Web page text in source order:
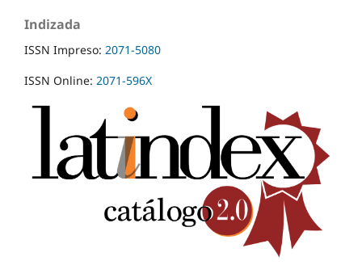
Indizada
ISSN Impreso: 2071-5080
ISSN Online: 2071-596X